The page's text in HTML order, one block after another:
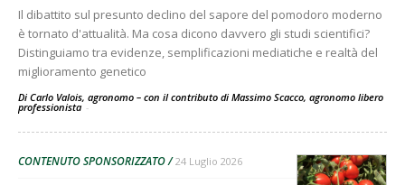
Il dibattito sul presunto declino del sapore del pomodoro moderno
è tornato d'attualità. Ma cosa dicono davvero gli studi scientifici?
Distinguiamo tra evidenze, semplificazioni mediatiche e realtà del
miglioramento genetico
Di Carlo Valois, agronomo – con il contributo di Massimo Scacco, agronomo libero
professionista -
CONTENUTO SPONSORIZZATO 24 Luglio 2026